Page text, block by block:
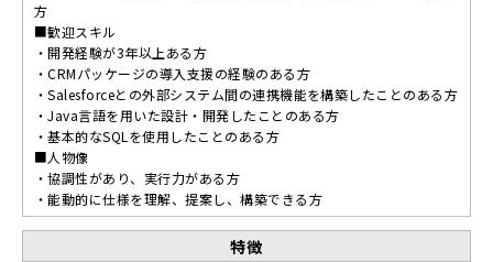
方
■歓迎スキル
・開発経験が3年以上ある方
・CRMパッケージの導入支援の経験のある方
・Salesforceとの外部システム間の連携機能を構築したことのある方
・Java言語を用いた設計・開発したことのある方
・基本的なSQLを使用したことのある方
■人物像
・協調性があり、実行力がある方
・能動的に仕様を理解、提案し、構築できる方
特徴